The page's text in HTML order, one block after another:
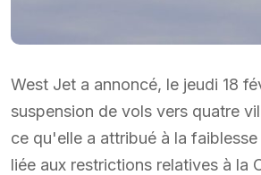
West Jet a annoncé, le jeudi 18
suspension de vols vers quatre
ce qu'elle a attribué à la
liée aux restrictions relatives à la